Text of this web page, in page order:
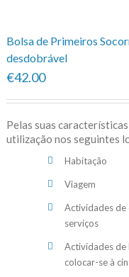
Bolsa de Primeiros
desdobrável
€42.00
Pelas suas
utilização nos seguintes
Habitação
Viagem
Actividades de
serviços
Actividades de
colocar-se à